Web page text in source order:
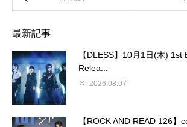
最新記事
【DLESS】10月1日(木) 1st
Relea...
2026.08.07
【ROCK AND READ 126